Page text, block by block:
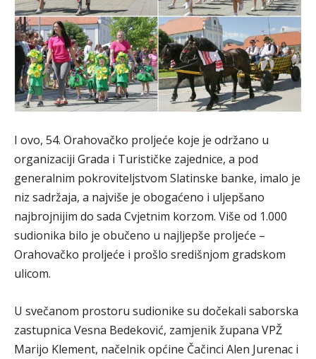
I ovo, 54. Orahovačko proljeće koje je održano u
organizaciji Grada i Turističke zajednice, a pod
generalnim pokroviteljstvom Slatinske banke, imalo je
niz sadržaja, a najviše je obogaćeno i uljepšano
najbrojnijim do sada Cvjetnim korzom. Više od 1.000
sudionika bilo je obučeno u najljepše proljeće –
Orahovačko proljeće i prošlo središnjom gradskom
ulicom.
U svečanom prostoru sudionike su dočekali saborska
zastupnica Vesna Bedeković, zamjenik župana VPŽ
Marijo Klement, načelnik općine Čačinci Alen Jurenac i